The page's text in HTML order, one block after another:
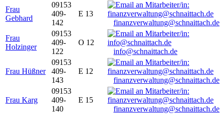
Frau
Gebhard
09153
409-
142
E 13
finanzverwaltung@schnaittach.de
Frau
Holzinger
09153
409-
122
O 12
info@schnaittach.de
Frau Hüßner
09153
409-
143
E 12
finanzverwaltung@schnaittach.de
Frau Karg
09153
409-
140
E 15
finanzverwaltung@schnaittach.de